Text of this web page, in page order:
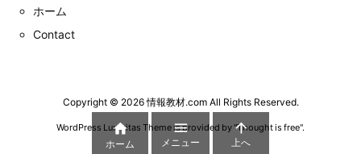
ホーム
Contact
Copyright © 2026 情報教材.comAll Rights Reserved.
WordPress Luxeritas Theme is provided by "Thought is free".

ホーム

メニュー

上へ